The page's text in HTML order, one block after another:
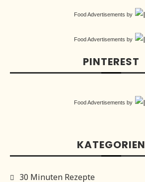
Food Advertisements by
Food Advertisements by
PINTEREST
Food Advertisements by
KATEGORIEN
30 Minuten Rezepte